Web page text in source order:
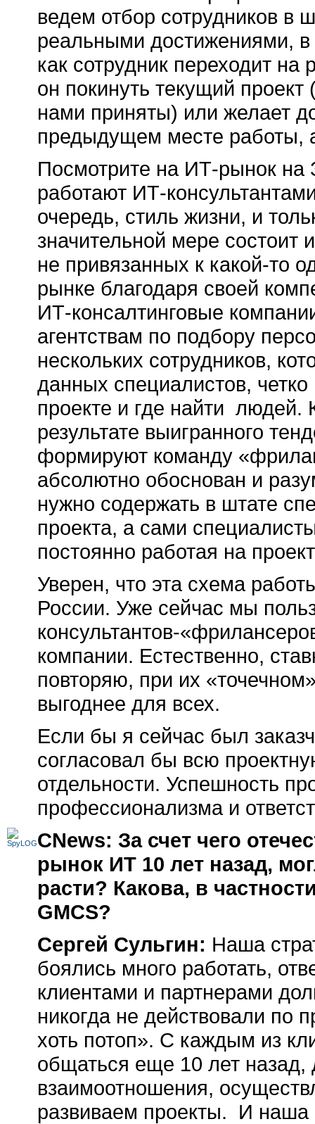
ведем отбор сотрудников в
реальными достижениями,
как сотрудник переходит
он покинуть текущий проект
нами приняты) или желает
предыдущем месте работы,
Посмотрите на ИТ-рынок на
работают ИТ-
очередь, стиль жизни, и
значительной мере состоит
не привязанных к какой-то
рынке благодаря своей
ИТ-консалтинговые
агентствам по подбору
нескольких сотрудников,
данных специалистов,
проекте и где найти людей.
результате выигранного
формируют команду
абсолютно обоснован и
нужно содержать в штате
проекта, а сами
постоянно работая на
Уверен, что эта схема
России. Уже сейчас мы
консультантов-
компании. Естественно,
повторяю, при их
выгоднее для всех.
Если бы я сейчас был
согласовал бы всю
отдельности. Успешность
профессионализма и
CNews: За счет чего
рынок ИТ 10 лет назад,
расти? Какова, в
GMCS?
Сергей Сульгин: Наша
боялись много работать,
клиентами и партнерами
никогда не действовали по
хоть потоп». С каждым из
общаться еще 10 лет
взаимоотношения,
развиваем проекты. И наша